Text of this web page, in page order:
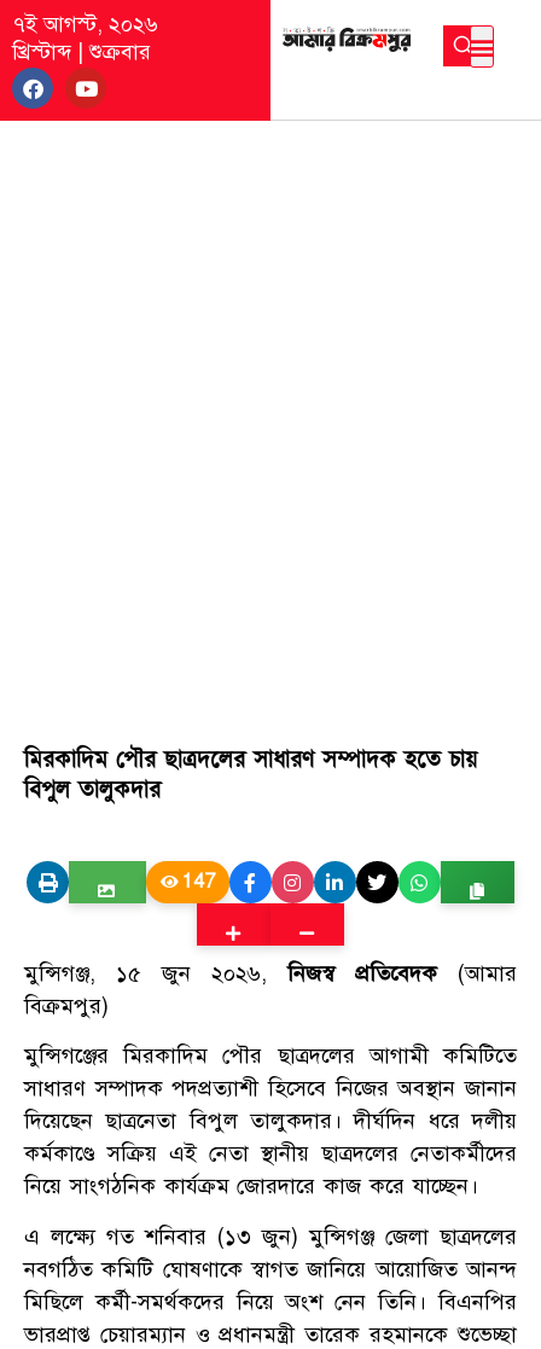
৭ই আগস্ট, ২০২৬
খ্রিস্টাব্দ|শুক্রবার
মিরকাদিম পৌর ছাত্রদলের সাধারণ সম্পাদক হতে চায়
বিপুল তালুকদার
147
মুন্সিগঞ্জ, ১৫ জুন ২০২৬,নিজস্ব প্রতিবেদক(আমার
বিক্রমপুর)
মুন্সিগঞ্জের মিরকাদিম পৌর ছাত্রদলের আগামী কমিটিতে
সাধারণ সম্পাদক পদপ্রত্যাশী হিসেবে নিজের অবস্থান জানান
দিয়েছেন ছাত্রনেতা বিপুল তালুকদার। দীর্ঘদিন ধরে দলীয়
কর্মকাণ্ডে সক্রিয় এই নেতা স্থানীয় ছাত্রদলের নেতাকর্মীদের
নিয়ে সাংগঠনিক কার্যক্রম জোরদারে কাজ করে যাচ্ছেন।
এ লক্ষ্যে গত শনিবার (১৩ জুন) মুন্সিগঞ্জ জেলা ছাত্রদলের
নবগঠিত কমিটি ঘোষণাকে স্বাগত জানিয়ে আয়োজিত আনন্দ
মিছিলে কর্মী-সমর্থকদের নিয়ে অংশ নেন তিনি। বিএনপির
ভারপ্রাপ্ত চেয়ারম্যান ও প্রধানমন্ত্রী তারেক রহমানকে শুভেচ্ছা